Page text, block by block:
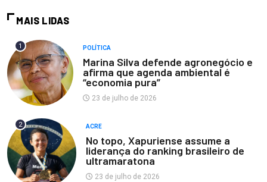
MAIS LIDAS
1 POLÍTICA
Marina Silva defende agronegócio e
afirma que agenda ambiental é
“economia pura”
23 de julho de 2026
2 ACRE
No topo, Xapuriense assume a
liderança do ranking brasileiro de
ultramaratona
23 de julho de 2026